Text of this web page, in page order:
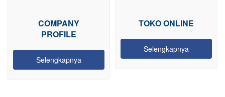
COMPANY
PROFILE
Selengkapnya
TOKO ONLINE
Selengkapnya